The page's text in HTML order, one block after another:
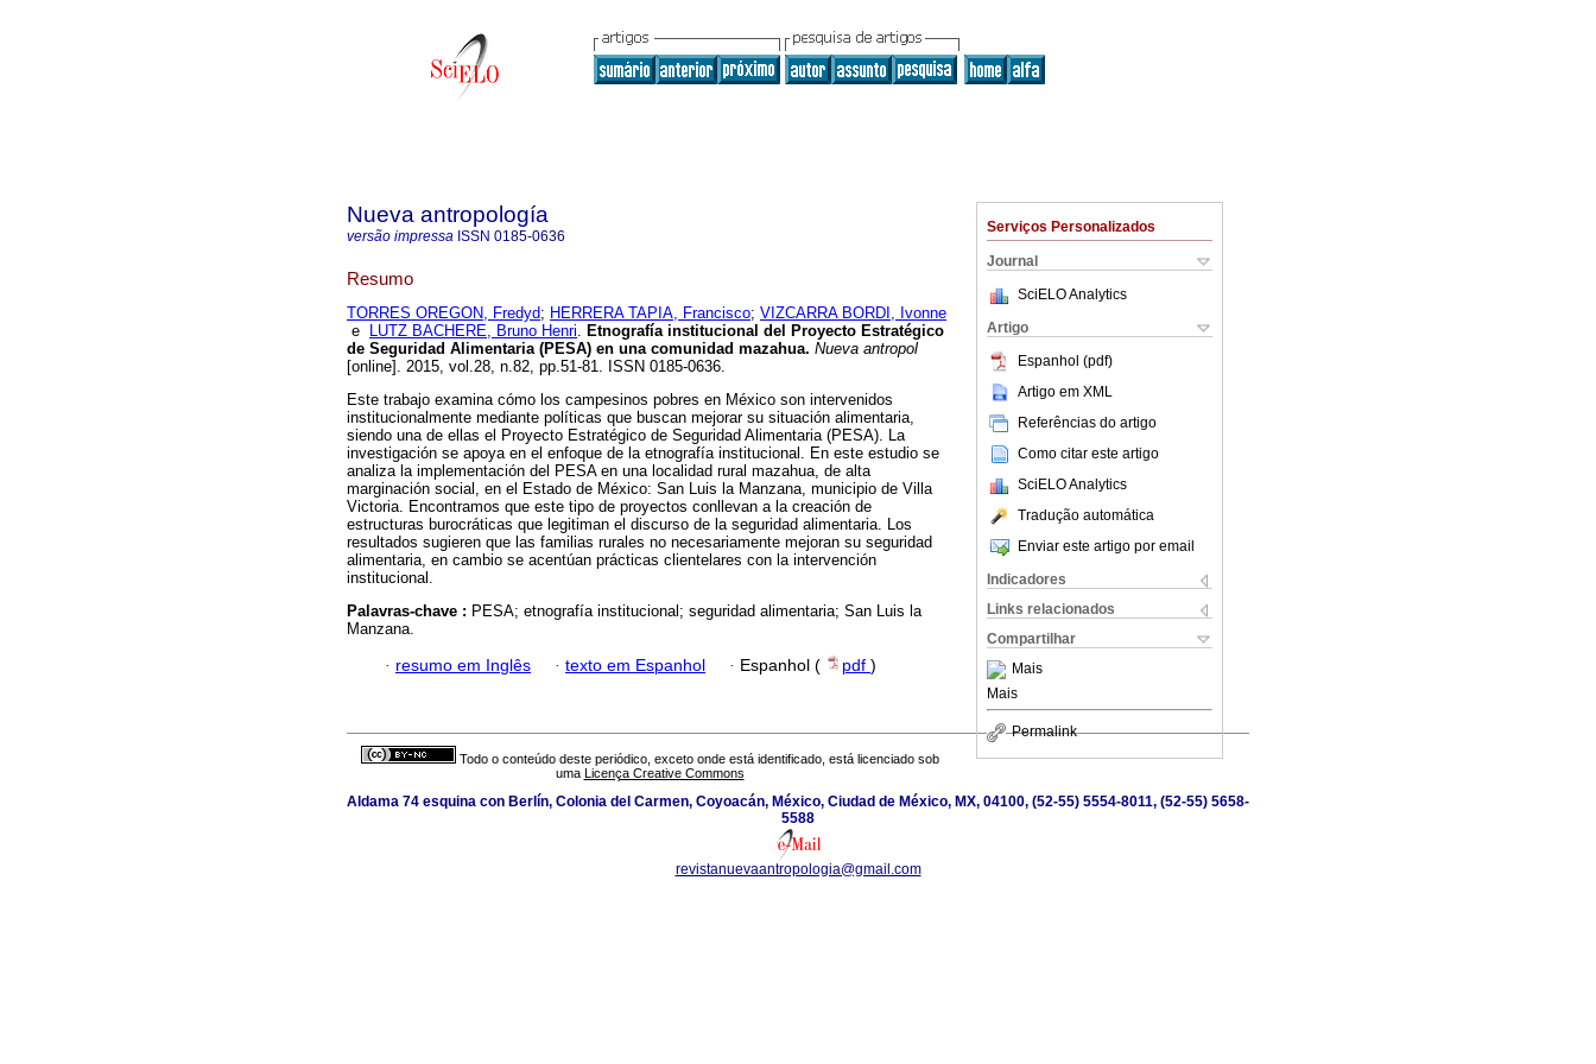
Serviços Personalizados
Journal
SciELO Analytics
Artigo
Espanhol (pdf)
Artigo em XML
Referências do artigo
Como citar este artigo
SciELO Analytics
Tradução automática
Enviar este artigo por email
Indicadores
Links relacionados
Compartilhar
Mais
Mais
Permalink
Nueva antropología
versão impressa ISSN 0185-0636
Resumo
TORRES OREGON, Fredyd; HERRERA TAPIA, Francisco; VIZCARRA BORDI, Ivonne
e
LUTZ BACHERE, Bruno Henri. Etnografía institucional del Proyecto Estratégico
de Seguridad Alimentaria (PESA) en una comunidad mazahua. Nueva antropol
[online]. 2015, vol.28, n.82, pp.51-81. ISSN 0185-0636.
Este trabajo examina cómo los campesinos pobres en México son intervenidos
institucionalmente mediante políticas que buscan mejorar su situación alimentaria,
siendo una de ellas el Proyecto Estratégico de Seguridad Alimentaria (PESA). La
investigación se apoya en el enfoque de la etnografía institucional. En este estudio se
analiza la implementación del PESA en una localidad rural mazahua, de alta
marginación social, en el Estado de México: San Luis la Manzana, municipio de Villa
Victoria. Encontramos que este tipo de proyectos conllevan a la creación de
estructuras burocráticas que legitiman el discurso de la seguridad alimentaria. Los
resultados sugieren que las familias rurales no necesariamente mejoran su seguridad
alimentaria, en cambio se acentúan prácticas clientelares con la intervención
institucional.
Palavras-chave : PESA; etnografía institucional; seguridad alimentaria; San Luis la
Manzana.
· resumo em Inglês · texto em Espanhol · Espanhol ( pdf )
Todo o conteúdo deste periódico, exceto onde está identificado, está licenciado sob
uma Licença Creative Commons
Aldama 74 esquina con Berlín, Colonia del Carmen, Coyoacán, México, Ciudad de México, MX, 04100, (52-55) 5554-8011, (52-55) 5658-
5588
revistanuevaantropologia@gmail.com